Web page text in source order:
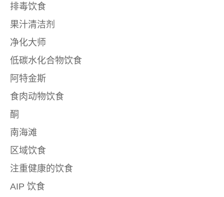
排毒饮食
果汁清洁剂
净化大师
低碳水化合物饮食
阿特金斯
食肉动物饮食
酮
南海滩
区域饮食
注重健康的饮食
AIP 饮食